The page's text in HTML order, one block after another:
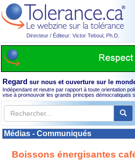
Directeur / Éditeur: Victor Teboul, Ph.D.
Regard sur nous et ouverture sur le
Indépendant et neutre par rapport à toute orientation
vise à promouvoir les grands principes démocratiques
Médias - Communiqués
Boissons énergisantes